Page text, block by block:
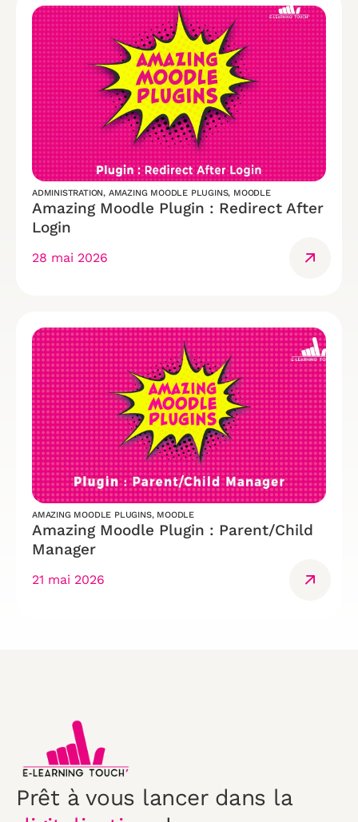
ADMINISTRATION, AMAZING MOODLE PLUGINS, MOODLE
Amazing Moodle Plugin : Redirect After
Login
28 mai 2026
AMAZING MOODLE PLUGINS, MOODLE
Amazing Moodle Plugin : Parent/Child
Manager
21 mai 2026
Prêt à vous lancer dans la